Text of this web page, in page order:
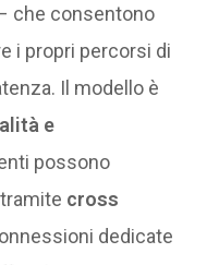
che consentono
i propri percorsi di
Il modello è
e
possono
cross
dedicate